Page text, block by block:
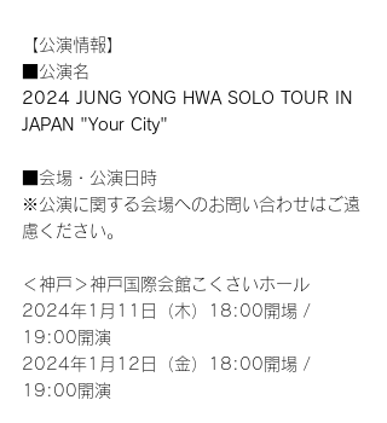
【公演情報】
■公演名
2024 JUNG YONG HWA SOLO TOUR IN
JAPAN "Your City"
■会場・公演日時
※公演に関する会場へのお問い合わせはご遠
慮ください。
＜神戸＞神戸国際会館こくさいホール
2024年1月11日（木）18:00開場 /
19:00開演
2024年1月12日（金）18:00開場 /
19:00開演